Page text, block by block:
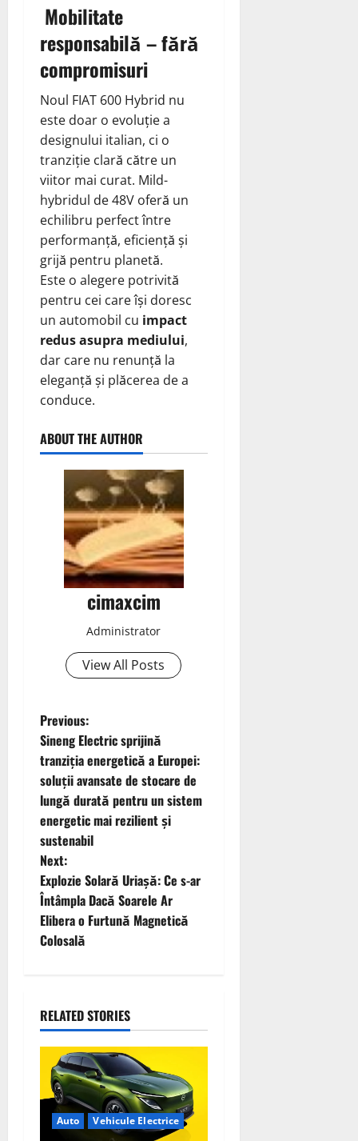
Mobilitate
responsabilă – fără
compromisuri
Noul FIAT 600 Hybrid nu
este doar o evoluție a
designului italian, ci o
tranziție clară către un
viitor mai curat. Mild-
hybridul de 48V oferă un
echilibru perfect între
performanță, eficiență și
grijă pentru planetă.
Este o alegere potrivită
pentru cei care își doresc
un automobil cu impact
redus asupra mediului,
dar care nu renunță la
eleganță și plăcerea de a
conduce.
ABOUT THE AUTHOR
cimaxcim
Administrator
View All Posts
P
o
s
t
n
a
v
a
i
Previous:
Sineng Electric sprijină
tranziția energetică a Europei:
soluții avansate de stocare de
lungă durată pentru un sistem
energetic mai rezilient și
sustenabil
Next:
Explozie Solară Uriașă: Ce s-ar
Întâmpla Dacă Soarele Ar
Elibera o Furtună Magnetică
Colosală
RELATED STORIES
Auto Vehicule Electrice